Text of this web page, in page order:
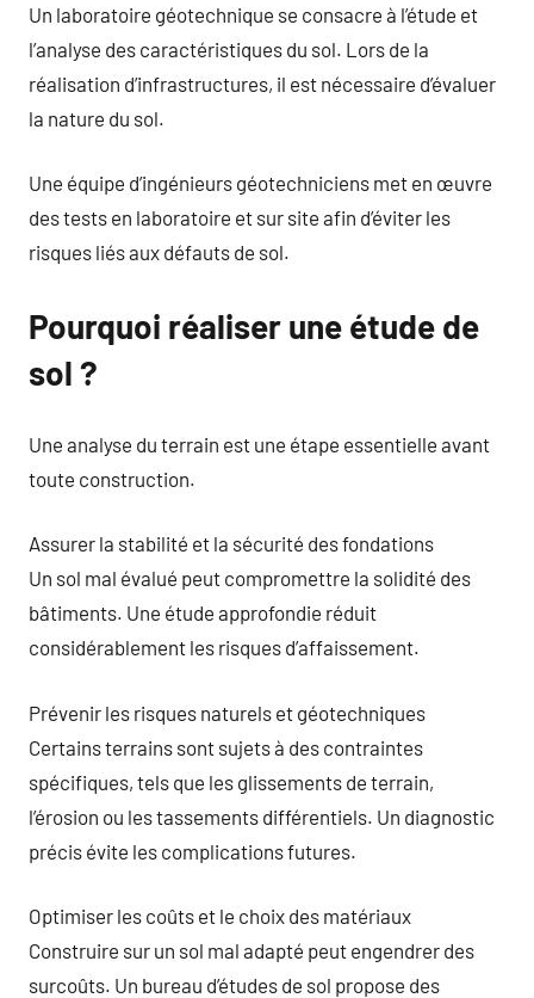
Un laboratoire géotechnique se consacre à l’étude et
l’analyse des caractéristiques du sol. Lors de la
réalisation d’infrastructures, il est nécessaire d’évaluer
la nature du sol.
Une équipe d’ingénieurs géotechniciens met en œuvre
des tests en laboratoire et sur site afin d’éviter les
risques liés aux défauts de sol.
Pourquoi réaliser une étude de
sol ?
Une analyse du terrain est une étape essentielle avant
toute construction.
Assurer la stabilité et la sécurité des fondations
Un sol mal évalué peut compromettre la solidité des
bâtiments. Une étude approfondie réduit
considérablement les risques d’affaissement.
Prévenir les risques naturels et géotechniques
Certains terrains sont sujets à des contraintes
spécifiques, tels que les glissements de terrain,
l’érosion ou les tassements différentiels. Un diagnostic
précis évite les complications futures.
Optimiser les coûts et le choix des matériaux
Construire sur un sol mal adapté peut engendrer des
surcoûts. Un bureau d’études de sol propose des